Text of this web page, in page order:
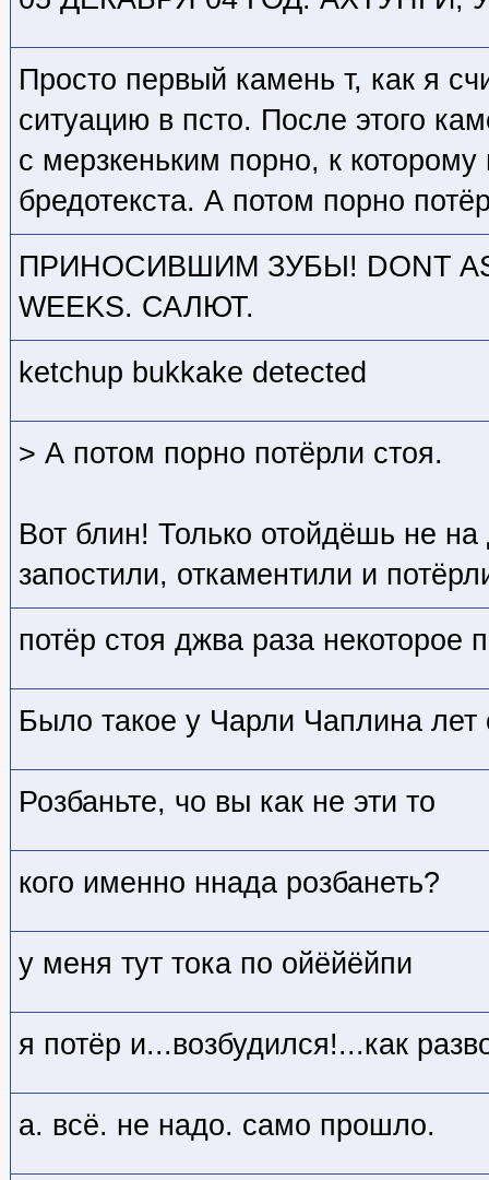
Просто первый камень т, как я
ситуацию в псто. После этого
с мерзкеньким порно, к
бредотекста. А потом порно
ПРИНОСИВШИМ ЗУБЫ! DONT
WEEKS. САЛЮТ.
ketchup bukkake detected
> А потом порно потёрли стоя.
Вот блин! Только отойдёшь не
запостили, откаментили и
потёр стоя джва раза некоторое
Было такое у Чарли Чаплина лет
Розбаньте, чо вы как не эти то
кого именно ннада розбанеть?
у меня тут тока по ойёйёйпи
я потёр и...возбудился!...как
а. всё. не надо. само прошло.